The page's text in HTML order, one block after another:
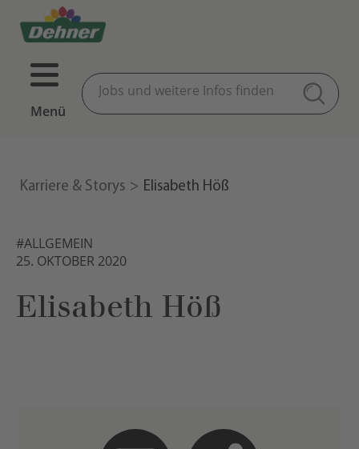
Menü
Karriere & Storys Elisabeth Höß
#ALLGEMEIN
25. OKTOBER 2020
Elisabeth Höß